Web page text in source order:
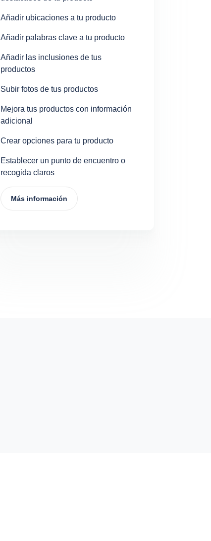
Añadir ubicaciones a tu producto
Añadir palabras clave a tu producto
Añadir las inclusiones de tus
productos
Subir fotos de tus productos
Mejora tus productos con información
adicional
Crear opciones para tu producto
Establecer un punto de encuentro o
recogida claros
Más información